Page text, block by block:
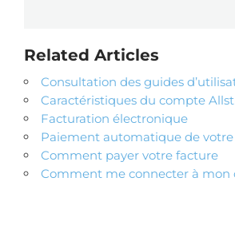
Related Articles
Consultation des guides
Caractéristiques du compte
Facturation électronique
Paiement automatique de
Comment payer votre facture
Comment me connecter à mon